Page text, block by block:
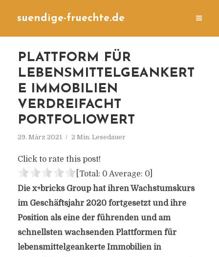
suendige-fruechte.de
PLATTFORM FÜR
LEBENSMITTELGEANKERT
E IMMOBILIEN
VERDREIFACHT
PORTFOLIOWERT
29. März 2021 2 Min. Lesedauer
Click to rate this post!
[Total: 0 Average: 0]
Die x+bricks Group hat ihren Wachstumskurs
im Geschäftsjahr 2020 fortgesetzt und ihre
Position als eine der führenden und am
schnellsten wachsenden Plattformen für
lebensmittelgeankerte Immobilien in